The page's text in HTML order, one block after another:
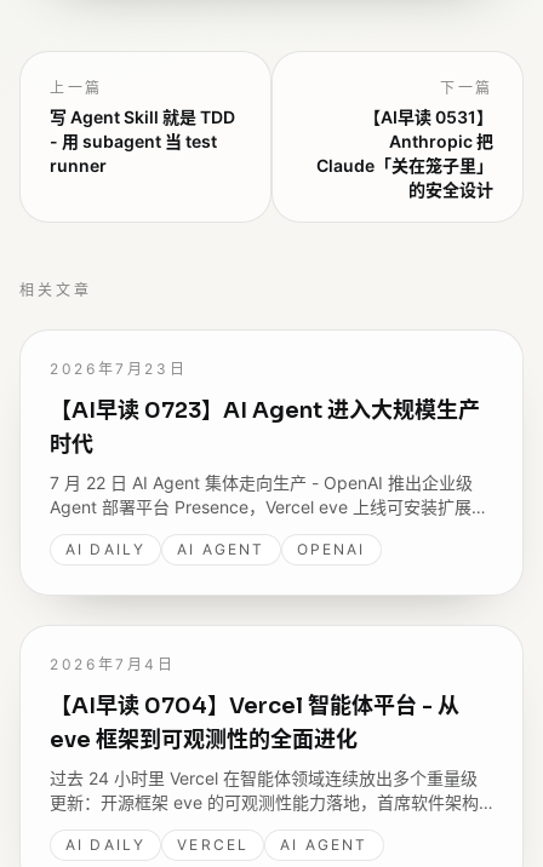
上一篇
写 Agent Skill 就是 TDD
- 用 subagent 当 test
runner
下一篇
【AI早读 0531】
Anthropic 把
Claude「关在笼子里」
的安全设计
相关文章
2026年7月23日
【AI早读 0723】AI Agent 进入大规模生产
时代
7 月 22 日 AI Agent 集体走向生产 - OpenAI 推出企业级
Agent 部署平台 Presence，Vercel eve 上线可安装扩展系
统，monday.com 公开在 Amazon Bedrock 规模化运行
Agent 的架构，GitHub 拆解 Copilot 到底在为什么收费。
AI DAILY AI AGENT OPENAI
2026年7月4日
【AI早读 0704】Vercel 智能体平台 - 从
eve 框架到可观测性的全面进化
过去 24 小时里 Vercel 在智能体领域连续放出多个重量级
更新：开源框架 eve 的可观测性能力落地，首席软件架构
师 Andrew Qu 在 Latent Space 上深度阐述对智能体的理
解 - Vercel 正在重新定义「部署」这个词的含义。
AI DAILY VERCEL AI AGENT